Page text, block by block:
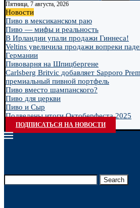
Пятница, 7 августа, 2026
Новости
Пиво в мексиканском раю
Пиво — мифы и реальность
В Ирландии упали продажи Гиннеса!
Veltins увеличила продажи вопреки
Германии
Пивоварня на Шпицбергене
Carlsberg Britvic добавляет Sapporo
премиальный пивной портфель
Пиво вместо шампанского?
Пиво для церкви
Пиво и Сыр
Подведены итоги Октоберфеста 2025
ПОДПИСАТЬСЯ НА НОВОСТИ
Search